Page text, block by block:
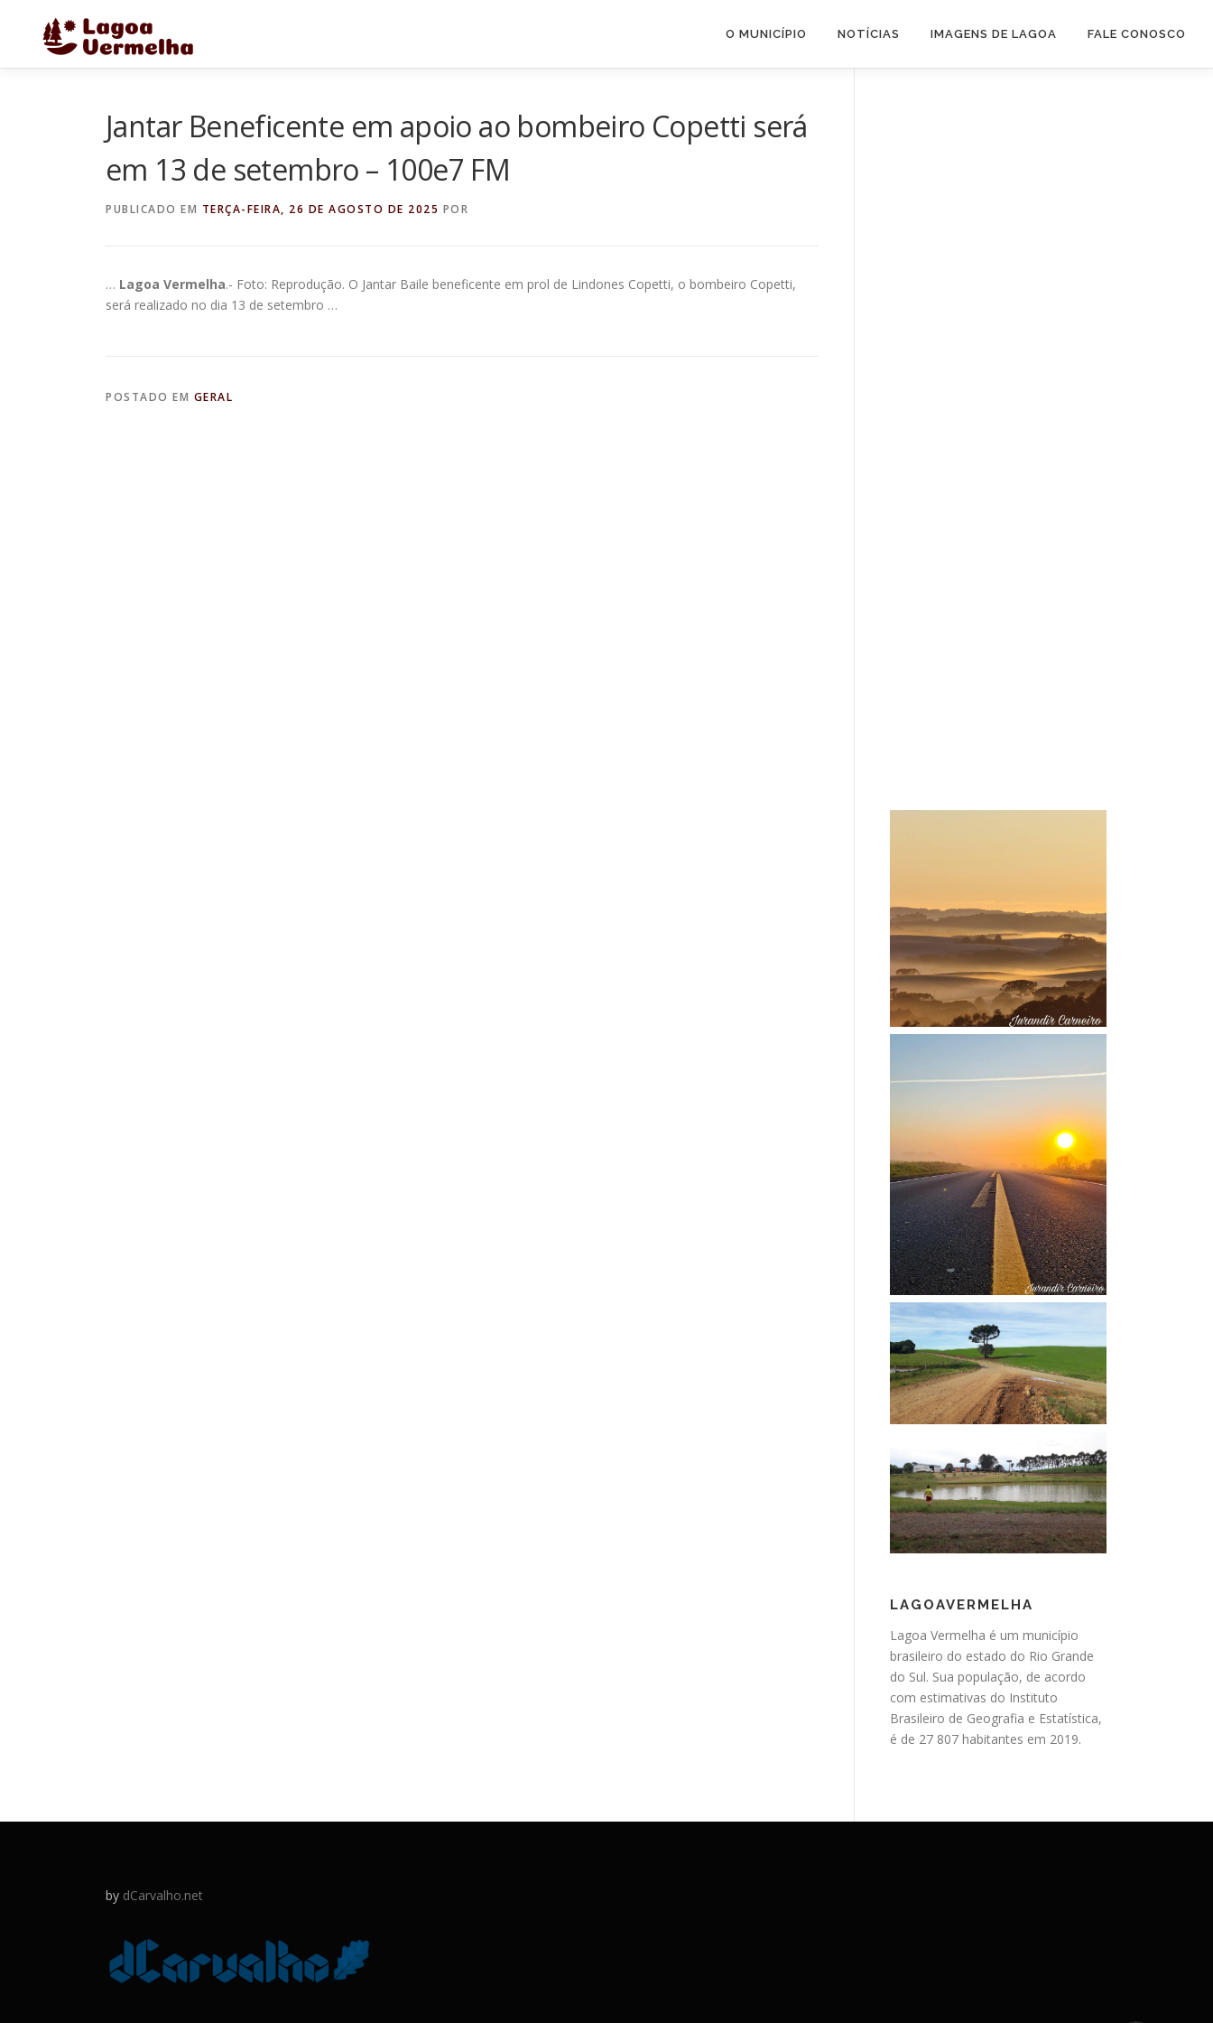
conteúdo
O MUNICÍPIO NOTÍCIAS IMAGENS DE LAGOA FALE CONOSCO
Jantar Beneficente em apoio ao bombeiro Copetti será
em 13 de setembro – 100e7 FM
PUBLICADO EM TERÇA-FEIRA, 26 DE AGOSTO DE 2025 POR
… Lagoa Vermelha.- Foto: Reprodução. O Jantar Baile beneficente em prol de Lindones Copetti, o bombeiro Copetti,
será realizado no dia 13 de setembro …
POSTADO EM GERAL
LAGOAVERMELHA
Lagoa Vermelha é um município
brasileiro do estado do Rio Grande
do Sul. Sua população, de acordo
com estimativas do Instituto
Brasileiro de Geografia e Estatística,
é de 27 807 habitantes em 2019.
by dCarvalho.net